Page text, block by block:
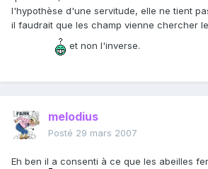
l'hypothèse d'une servitude, elle ne tient
il faudrait que les champ vienne chercher
et non l'inverse.
melodius
Posté 29 mars 2007
Eh ben il a consenti à ce que les abeilles